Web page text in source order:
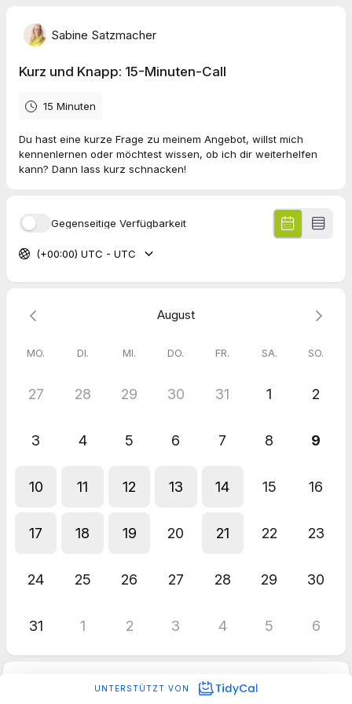
Sabine Satzmacher
Kurz und Knapp: 15-Minuten-Call
15 Minuten
Du hast eine kurze Frage zu meinem Angebot, willst mich
kennenlernen oder möchtest wissen, ob ich dir weiterhelfen
kann? Dann lass kurz schnacken!
Gegenseitige Verfügbarkeit
(+00:00) UTC - UTC
August
MO. DI. MI. DO. FR. SA. SO.
27 28 29 30 31 1 2
3 4 5 6 7 8 9
10 11 12 13 14 15 16
17 18 19 20 21 22 23
24 25 26 27 28 29 30
31 1 2 3 4 5 6
UNTERSTÜTZT VON